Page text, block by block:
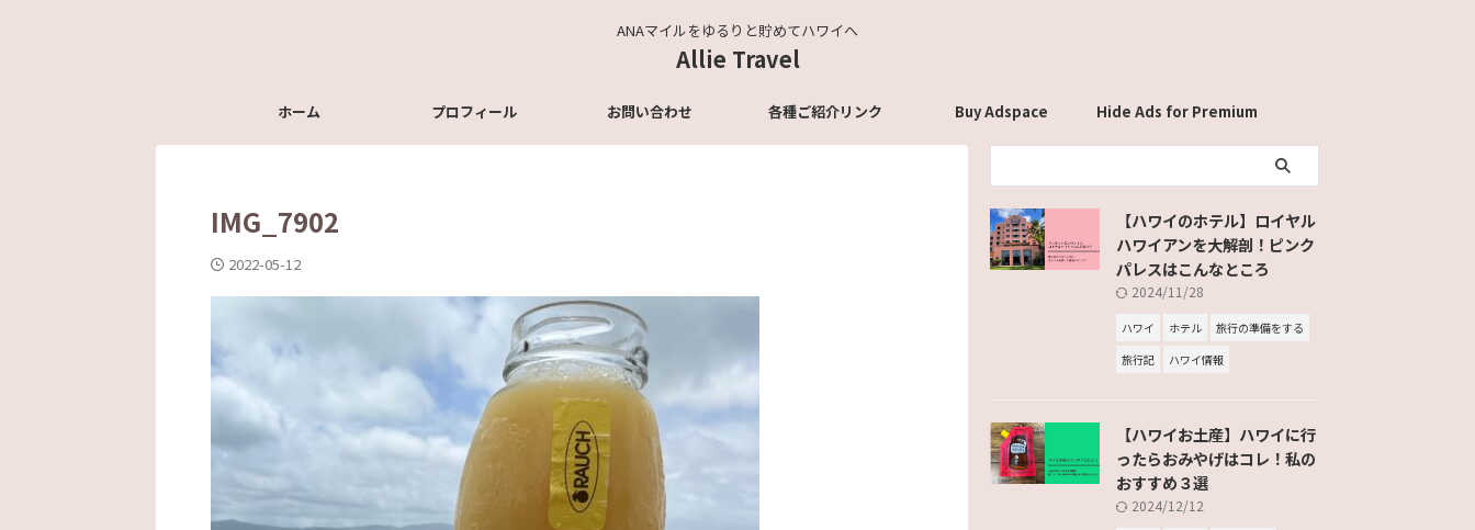
ANAマイルをゆるりと貯めてハワイへ
Allie Travel
ホーム プロフィール お問い合わせ 各種ご紹介リンク Buy Adspace Hide Ads for Premium
IMG_7902
2022-05-12
【ハワイのホテル】ロイヤル
ハワイアンを大解剖！ピンク
パレスはこんなところ
2024/11/28
ハワイ ホテル
旅行の準備をする
旅行記
ハワイ情報
【ハワイお土産】ハワイに行
ったらおみやげはコレ！私の
おすすめ３選
2024/12/12